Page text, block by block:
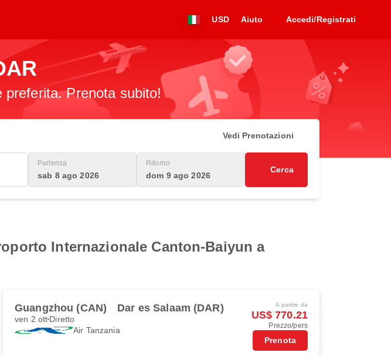
USD Aiuto Accedi/Registrati
Prenota subito!
Vedi Prenotazioni
Partenza
sab 8 ago 2026
Ritorno
dom 9 ago 2026
Cerca
Internazionale Canton-Baiyun a
Guangzhou (CAN) Dar es Salaam (DAR)
ven 2 ott Diretto
Air Tanzania
A partire da
US$ 770.21
Prezzo/pers
Prenota